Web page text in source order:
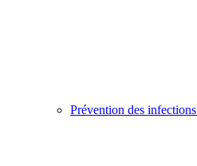
Prévention des infections